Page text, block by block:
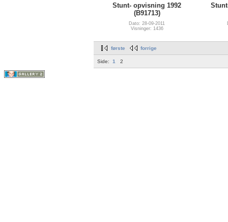
Stunt- opvisning 1992
(B91713)
Dato: 28-09-2011
Visninger: 1436
første forrige
Side: 1 2